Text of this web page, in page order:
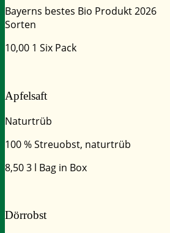
Bayerns bestes Bio Produkt
Sorten
10,00 1 Six Pack
Apfelsaft
Naturtrüb
100 % Streuobst, naturtrüb
8,503 l Bag in Box
Dörrobst